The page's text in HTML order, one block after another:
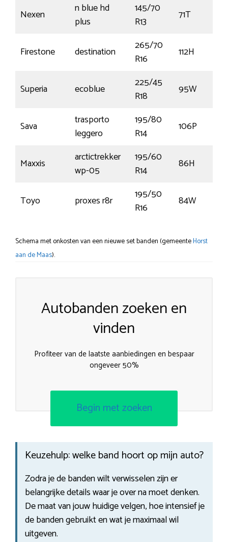
Nexen
n blue hd
plus
145/70
R13
71T
Firestone destination
265/70
R16
112H
Superia ecoblue
225/45
R18
95W
Sava
trasporto
leggero
195/80
R14
106P
Maxxis
arctictrekker
wp-05
195/60
R14
86H
Toyo proxes r8r
195/50
R16
84W
Schema met onkosten van een nieuwe set banden (gemeenteHorst
aan de Maas).
Autobanden zoeken en
vinden
Profiteer van de laatste aanbiedingen en bespaar
ongeveer 50%
Begin met zoeken
Keuzehulp: welke band hoort op mijn auto?
Zodra je de banden wilt verwisselen zijn er
belangrijke details waar je over na moet denken.
De maat van jouw huidige velgen, hoe intensief je
de banden gebruikt en wat je maximaal wil
uitgeven.